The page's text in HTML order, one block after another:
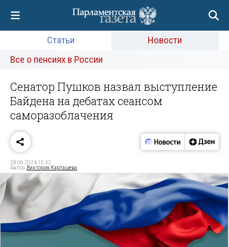
Статьи
Новости
Все о пенсиях в России
Сенатор Пушков назвал выступление
Байдена на дебатах сеансом
саморазоблачения
28.06.2024 15:32
Автор: Виктория Карташева